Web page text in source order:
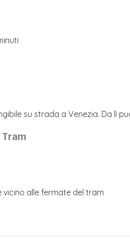
su strada a Venezia. Da lì
alle fermate del tram